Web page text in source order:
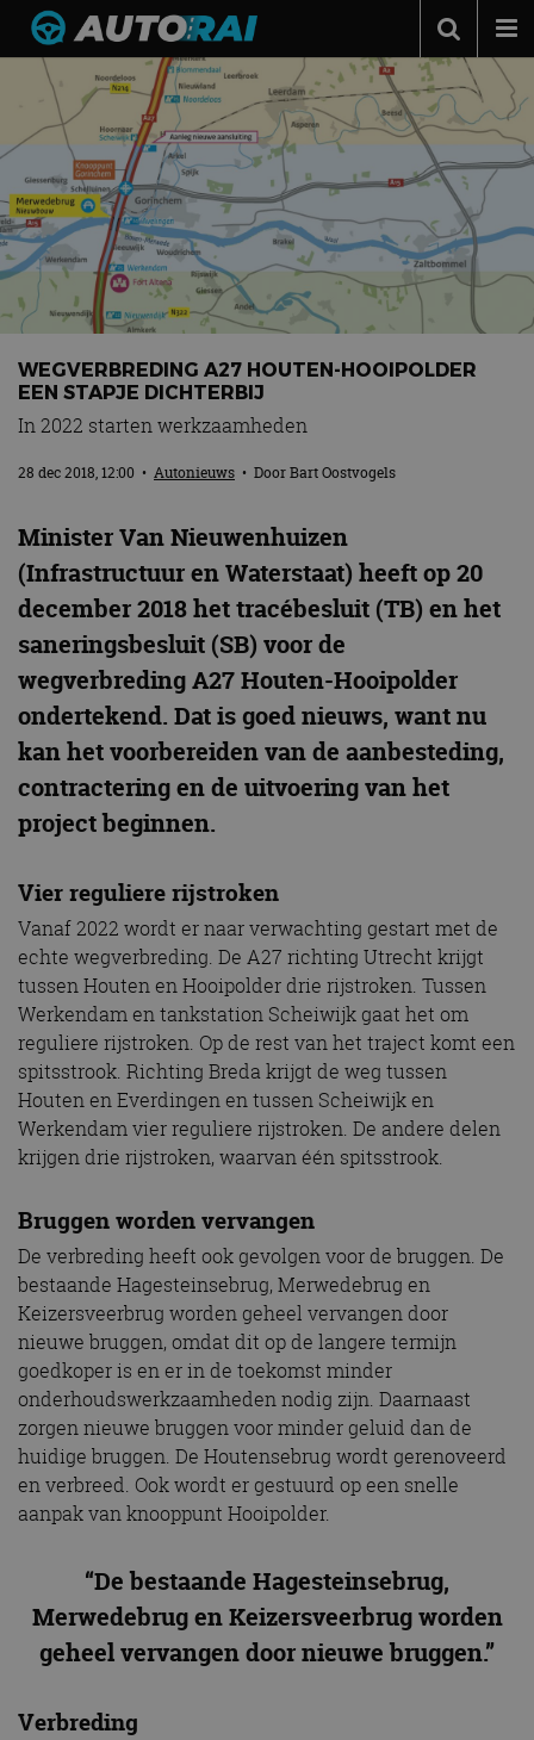
Autonieuws
Podcast
Autotests
Automerken
Adverteren
Contact
WEGVERBREDING A27 HOUTEN-HOOIPOLDER
EEN STAPJE DICHTERBIJ
In 2022 starten werkzaamheden
28 dec 2018, 12:00 • Autonieuws • DoorBart Oostvogels
Minister Van Nieuwenhuizen
(Infrastructuur en Waterstaat) heeft op 20
december 2018 het tracébesluit (TB) en het
saneringsbesluit (SB) voor de
wegverbreding A27 Houten-Hooipolder
ondertekend. Dat is goed nieuws, want nu
kan het voorbereiden van de aanbesteding,
contractering en de uitvoering van het
project beginnen.
Vier reguliere rijstroken
Vanaf 2022 wordt er naar verwachting gestart met de
echte wegverbreding. De A27 richting Utrecht krijgt
tussen Houten en Hooipolder drie rijstroken. Tussen
Werkendam en tankstation Scheiwijk gaat het om
reguliere rijstroken. Op de rest van het traject komt een
spitsstrook. Richting Breda krijgt de weg tussen
Houten en Everdingen en tussen Scheiwijk en
Werkendam vier reguliere rijstroken. De andere delen
krijgen drie rijstroken, waarvan één spitsstrook.
Bruggen worden vervangen
De verbreding heeft ook gevolgen voor de bruggen. De
bestaande Hagesteinsebrug, Merwedebrug en
Keizersveerbrug worden geheel vervangen door
nieuwe bruggen, omdat dit op de langere termijn
goedkoper is en er in de toekomst minder
onderhoudswerkzaamheden nodig zijn. Daarnaast
zorgen nieuwe bruggen voor minder geluid dan de
huidige bruggen. De Houtensebrug wordt gerenoveerd
en verbreed. Ook wordt er gestuurd op een snelle
aanpak van knooppunt Hooipolder.
“De bestaande Hagesteinsebrug,
Merwedebrug en Keizersveerbrug worden
geheel vervangen door nieuwe bruggen.”
Verbreding